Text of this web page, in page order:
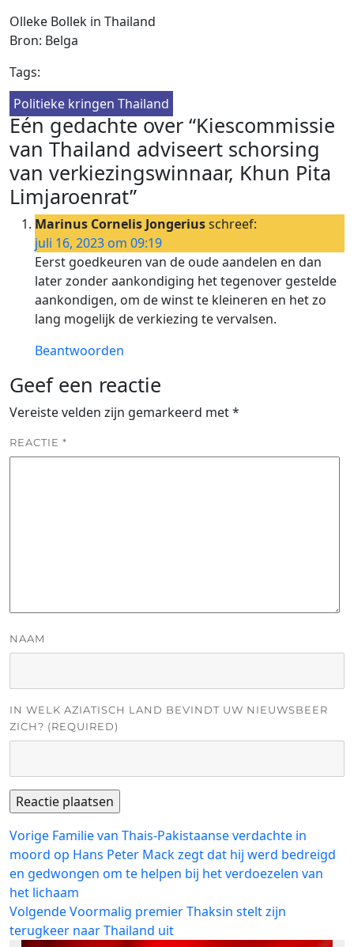
Olleke Bollek in Thailand
Bron: Belga
Tags:
Politieke kringen Thailand
Eén gedachte over “Kiescommissie
van Thailand adviseert schorsing
van verkiezingswinnaar, Khun Pita
Limjaroenrat”
Marinus Cornelis Jongeriusschreef:
juli 16, 2023 om 09:19
Eerst goedkeuren van de oude aandelen en dan
later zonder aankondiging het tegenover gestelde
aankondigen, om de winst te kleineren en het zo
lang mogelijk de verkiezing te vervalsen.
Beantwoorden
Geef een reactie
Vereiste velden zijn gemarkeerd met*
REACTIE *
NAAM
IN WELK AZIATISCH LAND BEVINDT UW NIEUWSBEER
ZICH? (REQUIRED)
Bericht
navigatie
Vorige Vorig
bericht:
Familie van Thais-Pakistaanse verdachte in
moord op Hans Peter Mack zegt dat hij werd bedreigd
en gedwongen om te helpen bij het verdoezelen van
het lichaam
VolgendeVolgend
bericht:
Voormalig premier Thaksin stelt zijn
terugkeer naar Thailand uit